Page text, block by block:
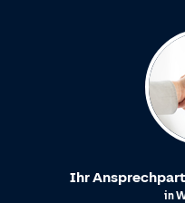
Ihr
in